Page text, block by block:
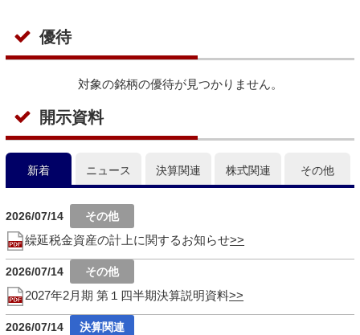
優待
対象の銘柄の優待が見つかりません。
開示資料
新着 ニュース 決算関連 株式関連 その他
2026/07/14
繰延税金資産の計上に関するお知らせ
2026/07/14
2027年2月期 第１四半期決算説明資料
2026/07/14